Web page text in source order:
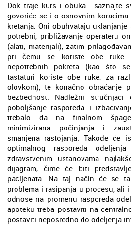
Dok traje kurs i obuka - saznajte
govoriće se i o osnovnim
kretanja. Oni obuhvataju
potrebni, približavanje operateru
(alati, materijali), zatim
pri čemu se koriste obe ruke
nepotrebnih pokreta (kao što
tastaturi koriste obe ruke, za
olovkom), te konačno obraćanje
bezbednost. Nadležni
poboljšanje rasporeda i
trebalo da na finalnom
minimizirana počinjanja i
smanjena rastojanja. Takođe će
optimalnog rasporeda
zdravstvenim ustanovama
dijagram, čime će biti
pacijenata. Na taj način će se
problema i rasipanja u procesu, ali
odnose na promenu rasporeda
apoteku treba postaviti na
postaviti neposredno do odeljenja